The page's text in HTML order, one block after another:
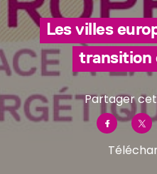
Les villes
transition
Partager